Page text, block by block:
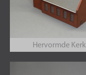
Hervormde Kerk